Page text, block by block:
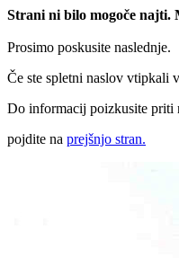
Strani ni bilo mogoče najti.
Prosimo poskusite naslednje.
Če ste spletni naslov vtipkali
Do informacij poizkusite priti
pojdite na prejšnjo stran.